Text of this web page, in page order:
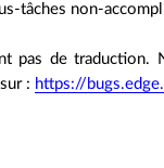
tâches non-
pas de traduction.
: https://